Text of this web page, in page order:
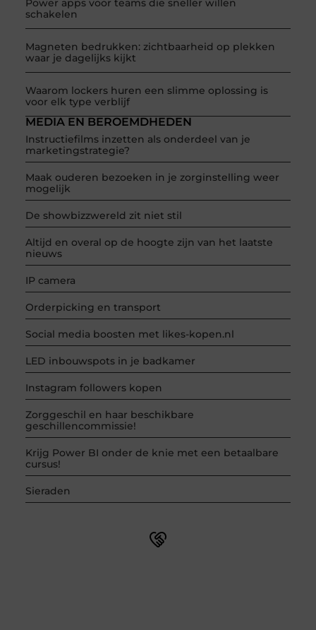
Power apps voor teams die sneller willen
schakelen
Magneten bedrukken: zichtbaarheid op plekken
waar je dagelijks kijkt
Waarom lockers huren een slimme oplossing is
voor elk type verblijf
MEDIA EN BEROEMDHEDEN
Instructiefilms inzetten als onderdeel van je
marketingstrategie?
Maak ouderen bezoeken in je zorginstelling weer
mogelijk
De showbizzwereld zit niet stil
Altijd en overal op de hoogte zijn van het laatste
nieuws
IP camera
Orderpicking en transport
Social media boosten met likes-kopen.nl
LED inbouwspots in je badkamer
Instagram followers kopen
Zorggeschil en haar beschikbare
geschillencommissie!
Krijg Power BI onder de knie met een betaalbare
cursus!
Sieraden